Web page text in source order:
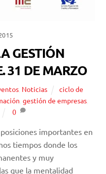
GESTIÓN
31 DE MARZO
Noticias
ciclo de
gestión de empresas,
0
importantes en
tiempos donde los
y muy
que la mentalidad